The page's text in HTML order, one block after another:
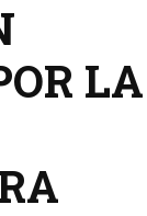
LA